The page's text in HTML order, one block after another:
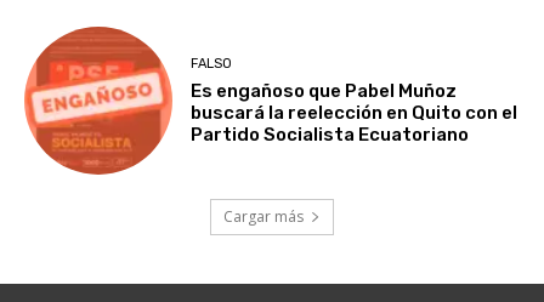
FALSO
Es engañoso que Pabel Muñoz
buscará la reelección en Quito con el
Partido Socialista Ecuatoriano
Cargar más